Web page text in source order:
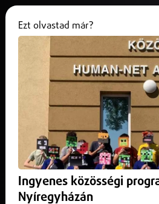
Térség és a
hírei
Magyarország Nyíregyháza
Ezt olvastad már?
Ingyenes közösségi
Nyíregyházán